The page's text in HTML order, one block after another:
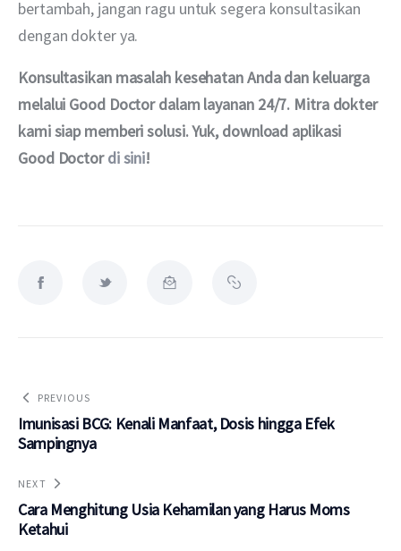
bertambah, jangan ragu untuk segera konsultasikan
dengan dokter ya.
Konsultasikan masalah kesehatan Anda dan keluarga
melalui Good Doctor dalam layanan 24/7. Mitra dokter
kami siap memberi solusi. Yuk, download aplikasi
Good Doctor di sini!
PREVIOUS
Imunisasi BCG: Kenali Manfaat, Dosis hingga Efek
Sampingnya
NEXT
Cara Menghitung Usia Kehamilan yang Harus Moms
Ketahui